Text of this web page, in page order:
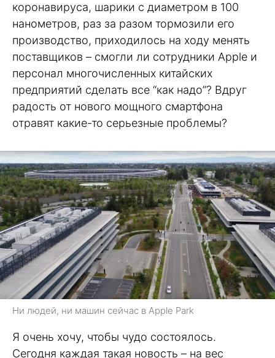
коронавируса, шарики с диаметром в 100
нанометров, раз за разом тормозили его
производство, приходилось на ходу менять
поставщиков – смогли ли сотрудники Apple и
персонал многочисленных китайских
предприятий сделать все “как надо”? Вдруг
радость от нового мощного смартфона
отравят какие-то серьезные проблемы?
Ни людей, ни машин сейчас в Apple Park
Я очень хочу, чтобы чудо состоялось.
Сегодня каждая такая новость – на вес